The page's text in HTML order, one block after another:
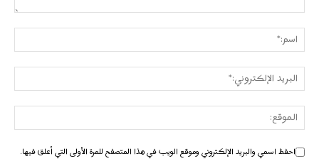
احفظ اسمي والبريد الإلكتروني وموقع الويب في هذا المتصفح للمرة الأولى التي أعلق فيها.